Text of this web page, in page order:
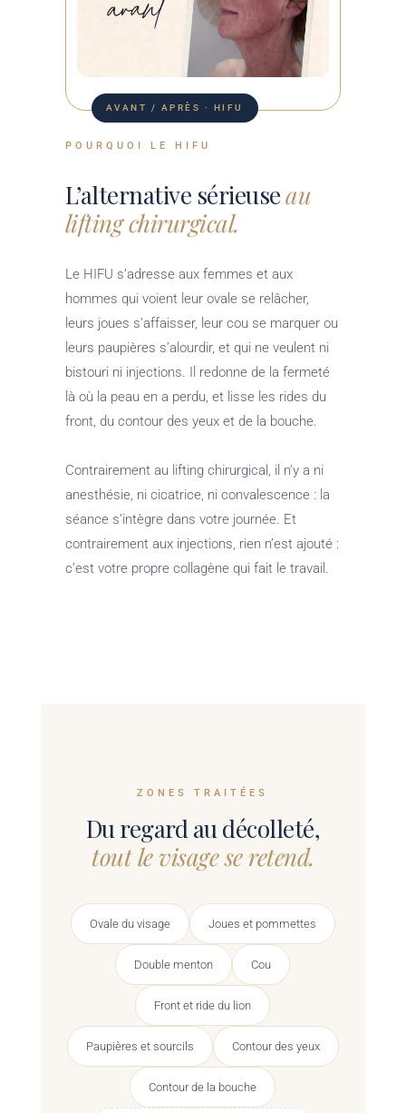
AVANT / APRÈS · HIFU
POURQUOI LE HIFU
L’alternative sérieuseau
lifting chirurgical.
Le HIFU s’adresse aux femmes et aux
hommes qui voient leur ovale se relâcher,
leurs joues s’affaisser, leur cou se marquer ou
leurs paupières s’alourdir, et qui ne veulent ni
bistouri ni injections. Il redonne de la fermeté
là où la peau en a perdu, et lisse les rides du
front, du contour des yeux et de la bouche.
Contrairement au lifting chirurgical, il n’y a ni
anesthésie, ni cicatrice, ni convalescence : la
séance s’intègre dans votre journée. Et
contrairement aux injections, rien n’est ajouté :
c’est votre propre collagène qui fait le travail.
ZONES TRAITÉES
Du regard au décolleté,
tout le visage se retend.
Ovale du visage Joues et pommettes
Double menton Cou
Front et ride du lion
Paupières et sourcils Contour des yeux
Contour de la bouche